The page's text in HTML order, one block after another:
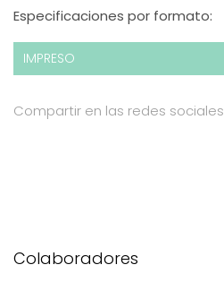
Especificaciones por formato:
IMPRESO
Compartir en las redes sociales
Colaboradores